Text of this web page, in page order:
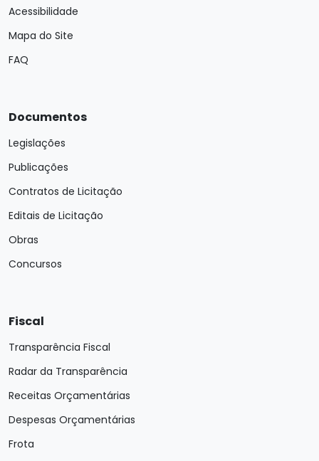
Acessibilidade
Mapa do Site
FAQ
Documentos
Legislações
Publicações
Contratos de Licitação
Editais de Licitação
Obras
Concursos
Fiscal
Transparência Fiscal
Radar da Transparência
Receitas Orçamentárias
Despesas Orçamentárias
Frota